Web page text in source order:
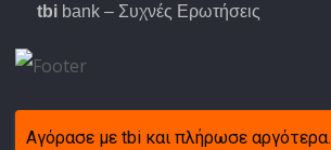
tbi bank – Συχνές Ερωτήσεις
Αγόρασε με tbi και πλήρωσε αργότερα.